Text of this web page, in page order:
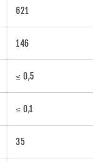
621
146
≤ 0,5
≤ 0,1
35